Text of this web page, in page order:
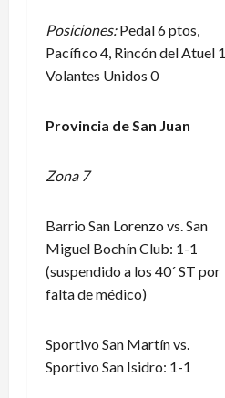
Posiciones:Pedal 6 ptos,
Pacífico 4, Rincón del Atuel 1,
Volantes Unidos 0
Provincia de San Juan
Zona 7
Barrio San Lorenzo vs. San
Miguel Bochín Club: 1-1
(suspendido a los 40´ ST por
falta de médico)
Sportivo San Martín vs.
Sportivo San Isidro: 1-1